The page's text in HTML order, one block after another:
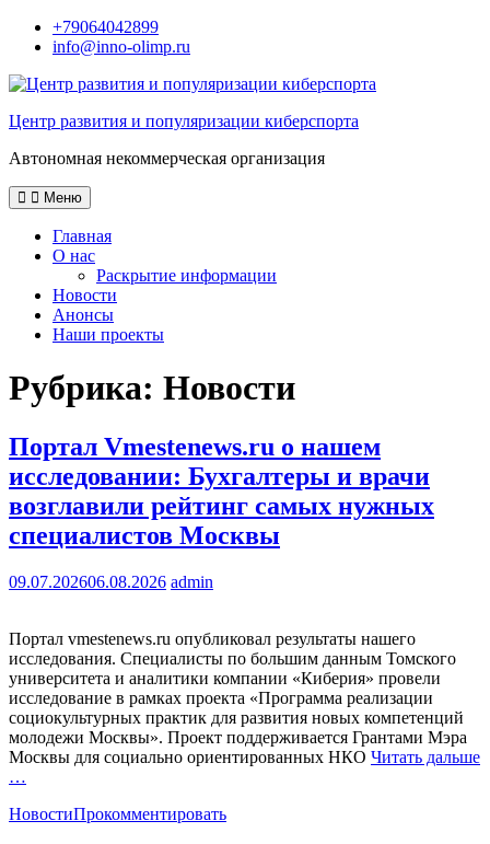
Перейти+79064042899
info@inno-olimp.ru
Центр развития и популяризации киберспорта
Автономная некоммерческая организация
Меню
Главная
О нас
Раскрытие информации
Новости
Анонсы
Наши проекты
Рубрика: Новости
Портал Vmestenews.ru о нашем
исследовании: Бухгалтеры и врачи
возглавили рейтинг самых нужных
специалистов Москвы
09.07.202606.08.2026 admin
Портал vmestenews.ru опубликовал результаты нашего
исследования. Специалисты по большим данным Томского
университета и аналитики компании «Киберия» провели
исследование в рамках проекта «Программа реализации
социокультурных практик для развития новых компетенций
молодежи Москвы». Проект поддерживается Грантами Мэра
Москвы для социально ориентированных НКО Читать дальше
…
НовостиПрокомментировать